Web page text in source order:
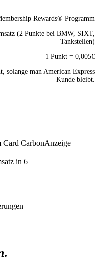
Rewards® Programm
(2 Punkte bei BMW, SIXT,
Tankstellen)
1 Punkt = 0,005€
solange man American Express
Kunde bleibt.
CarbonAnzeige
in 6
.